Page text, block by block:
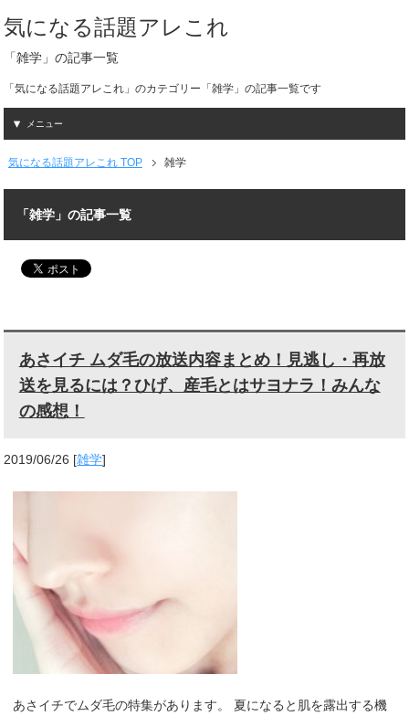
気になる話題アレこれ
「雑学」の記事一覧
「気になる話題アレこれ」のカテゴリー「雑学」の記事一覧です
メニュー
気になる話題アレこれ TOP 雑学
「雑学」の記事一覧
あさイチ ムダ毛の放送内容まとめ！見逃し・再放
送を見るには？ひげ、産毛とはサヨナラ！みんな
の感想！
2019/06/26 [雑学]
あさイチでムダ毛の特集があります。 夏になると肌を露出する機